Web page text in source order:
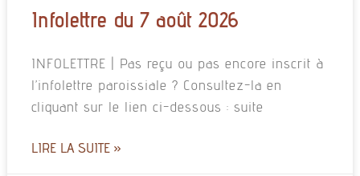
Infolettre du 7 août 2026
INFOLETTRE | Pas reçu ou pas encore inscrit à
l’infolettre paroissiale ? Consultez-la en
cliquant sur le lien ci-dessous : suite
LIRE LA SUITE »